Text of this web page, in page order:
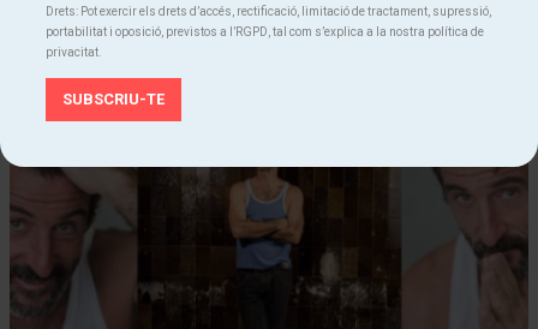
Teatre
Drets: Pot exercir els drets d’accés, rectificació, limitació de tractament, supressió,
portabilitat i oposició, previstos a l’RGPD, tal com s’explica a la nostra política de
privacitat.